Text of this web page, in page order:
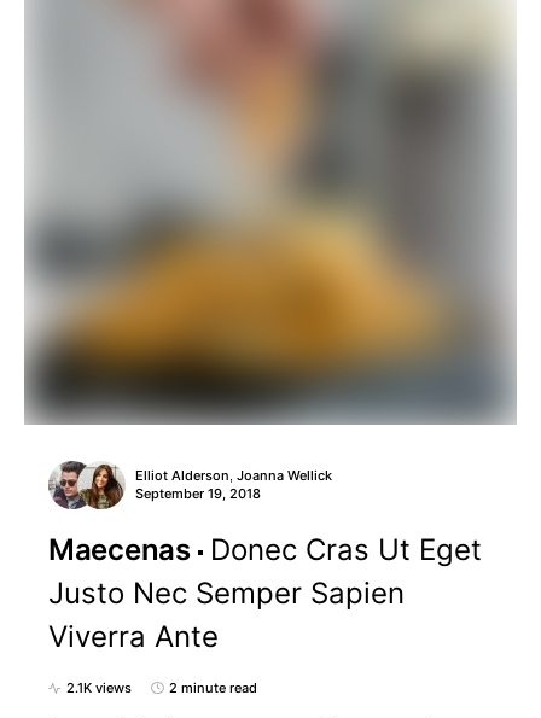
Elliot Alderson Joanna Wellick
September 19, 2018
Maecenas
Donec Cras Ut Eget
Justo Nec Semper Sapien
Viverra Ante
2.1K views 2 minute read